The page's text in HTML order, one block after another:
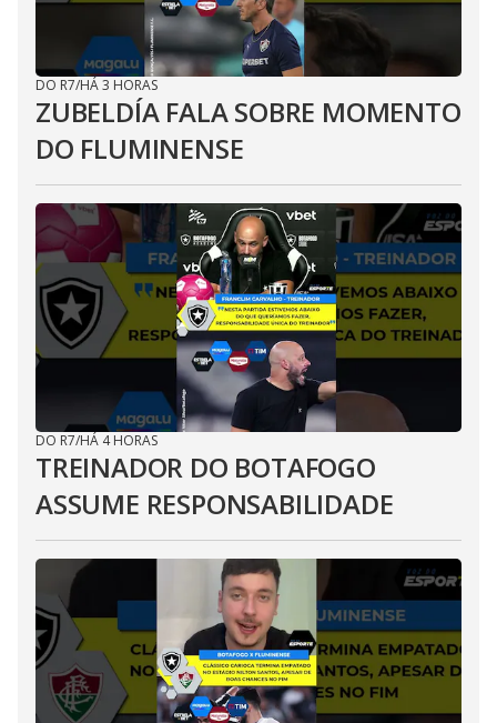
DO R7/HÁ 3 HORAS
ZUBELDÍA FALA SOBRE MOMENTO
DO FLUMINENSE
DO R7/HÁ 4 HORAS
TREINADOR DO BOTAFOGO
ASSUME RESPONSABILIDADE